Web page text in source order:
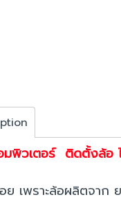
มพิวเตอร์ ติดตั้งล้อ
ย เพราะล้อผลิตจาก